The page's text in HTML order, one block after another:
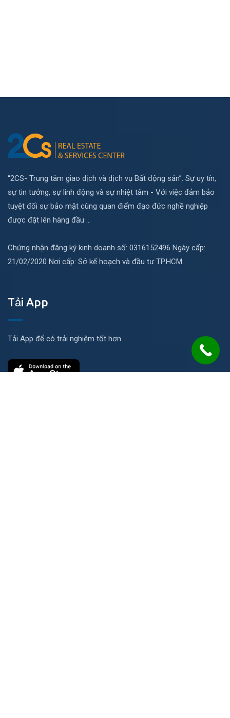
“2CS- Trung tâm giao dịch và dịch vụ Bất động sản”. Sự uy tín,
sự tin tưởng, sự linh động và sự nhiệt tâm - Với việc đảm bảo
tuyệt đối sự bảo mật cùng quan điểm đạo đức nghề nghiệp
được đặt lên hàng đầu ...
Chứng nhận đăng ký kinh doanh số: 0316152496 Ngày cấp:
21/02/2020 Nơi cấp: Sở kế hoạch và đầu tư TP.HCM
Tải App
Tải App để có trải nghiệm tốt hơn